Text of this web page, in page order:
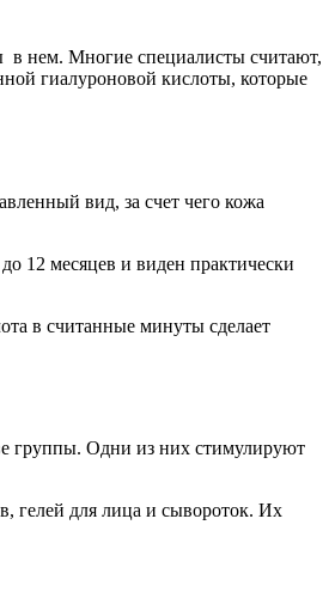
в нем. Многие специалисты считают,
гиалуроновой кислоты, которые
вид, за счет чего кожа
12 месяцев и виден практически
в считанные минуты сделает
группы. Одни из них стимулируют
гелей для лица и сывороток. Их